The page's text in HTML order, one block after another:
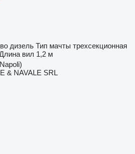
дизель Тип мачты трехсекционная
вил 1,2 м
& NAVALE SRL